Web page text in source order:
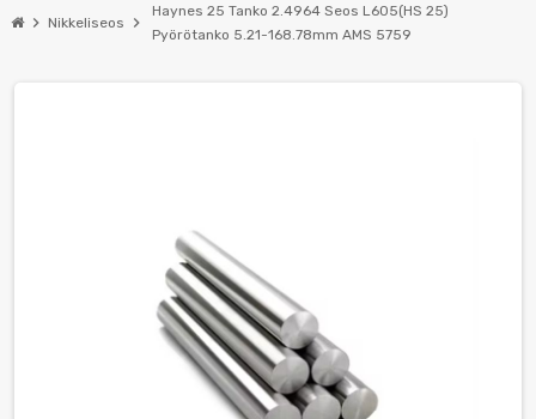
chevron_right Nikkeliseos chevron_right
Haynes 25 Tanko 2.4964 Seos L605(HS 25)
Pyörötanko 5.21-168.78mm AMS 5759